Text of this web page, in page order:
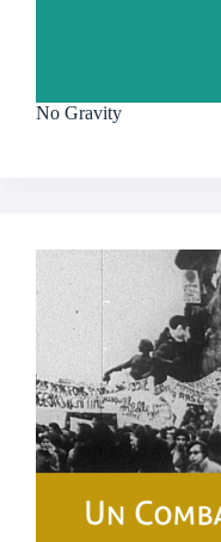
No Gravity